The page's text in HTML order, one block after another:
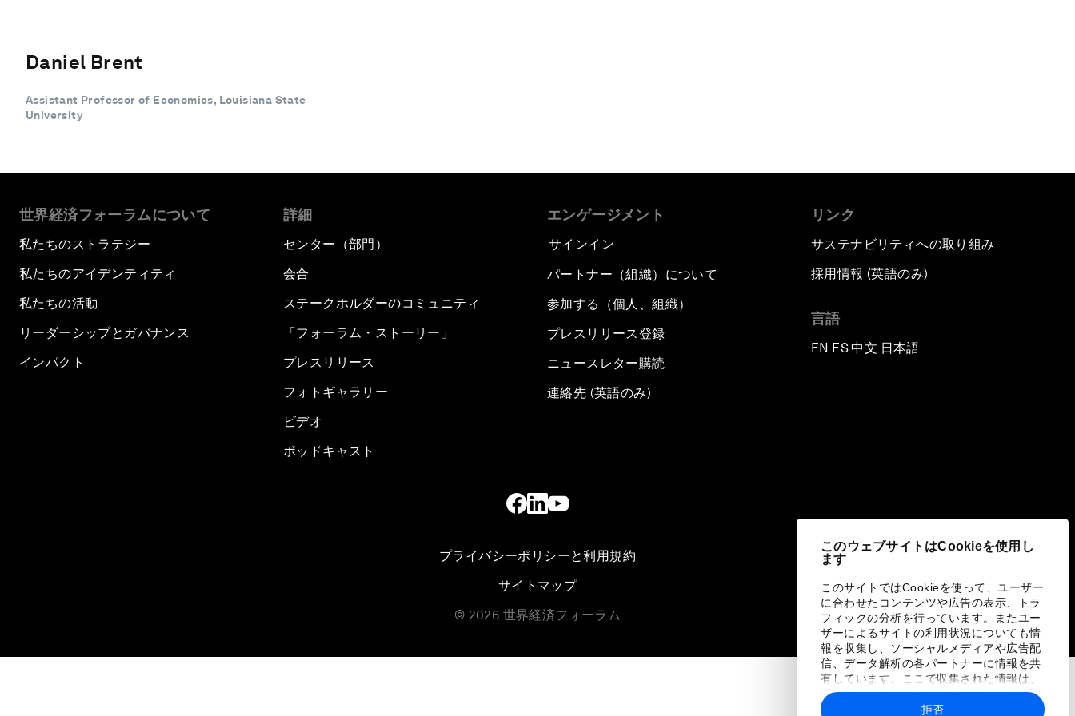
このウェブサイトはCookieを使用し
ます
このサイトではCookieを使って、ユーザー
に合わせたコンテンツや広告の表示、トラ
フィックの分析を行っています。またユー
ザーによるサイトの利用状況についても情
報を収集し、ソーシャルメディアや広告配
信、データ解析の各パートナーに情報を共
有しています。ここで収集された情報は、
ユーザーが各パートナーに提供した他の情
報や各パートナーのサービスを使用した際
拒否
Daniel Brent
Assistant Professor of Economics, Louisiana State
University
世界経済フォーラムについて
私たちのストラテジー
私たちのアイデンティティ
私たちの活動
リーダーシップとガバナンス
インパクト
詳細
センター（部門）
会合
ステークホルダーのコミュニティ
「フォーラム・ストーリー」
プレスリリース
フォトギャラリー
ビデオ
ポッドキャスト
エンゲージメント
サインイン
パートナー（組織）について
参加する（個人、組織）
プレスリリース登録
ニュースレター購読
連絡先 (英語のみ)
リンク
サステナビリティへの取り組み
採用情報 (英語のみ)
言語
EN ▪ES▪中文▪ 日本語
プライバシーポリシーと利用規約
サイトマップ
© 2026 世界経済フォーラム